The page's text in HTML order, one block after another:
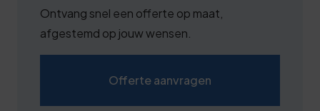
Ontvang snel een offerte op maat,
afgestemd op jouw wensen.
Offerte aanvragen